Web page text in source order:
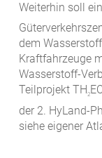
Weiterhin soll
dem
Kraftfahrzeuge
Wasserstoff-
Teilprojekt TH 2
der 2. HyLand-
siehe eigener